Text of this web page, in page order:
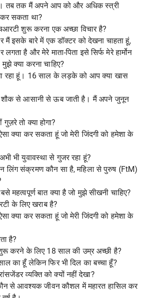
तब तक मैं अपने आप को और अधिक स्त्री
सकता था?
शुरू करना एक अच्छा विचार है?
इसके बारे में एक डॉक्टर को देखना चाहता हूं,
है और मेरे माता-पिता इसे सिर्फ मेरे हार्मोन
क्या करना चाहिए?
रहा हूं। 16 साल के लड़के को आप क्या खास
से आसानी से ऊब जाती है। मैं अपने जुनून
तो क्या होगा?
क्या कर सकता हूं जो मेरी जिंदगी को हमेशा के
भी युवावस्था से गुजर रहा हूं?
लिंग संक्रमण कौन सा है, महिला से पुरुष (FtM)
बात क्या है जो मुझे सीखनी चाहिए?
के लिए खराब है?
क्या कर सकता हूं जो मेरी जिंदगी को हमेशा के
है?
करने के लिए 18 साल की उम्र अच्छी है?
का हूँ लेकिन फिर भी दिल का बच्चा हूँ?
व्यक्ति को क्यों नहीं देखा?
से आवश्यक जीवन कौशल में महारत हासिल कर